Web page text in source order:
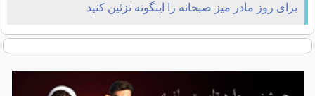
برای روز مادر میز صبحانه را اینگونه تزئین کنید